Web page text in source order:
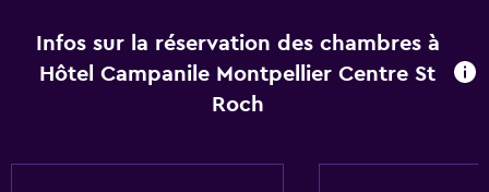
Infos sur la réservation des chambres à
Hôtel Campanile Montpellier Centre St
Roch